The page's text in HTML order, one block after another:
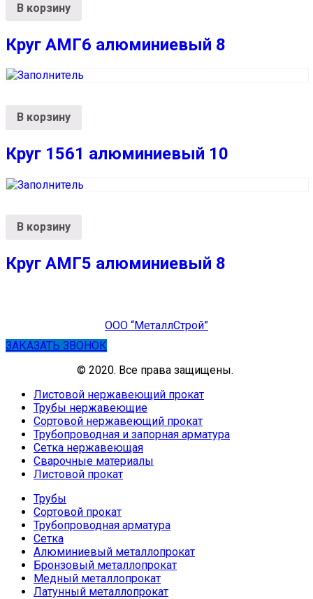
В корзину
Круг АМГ6 алюминиевый 8
В корзину
Круг 1561 алюминиевый 10
В корзину
Круг АМГ5 алюминиевый 8
ООО “МеталлСтрой”
ЗАКАЗАТЬ ЗВОНОК
© 2020. Все права защищены.
Листовой нержавеющий прокат
Трубы нержавеющие
Сортовой нержавеющий прокат
Трубопроводная и запорная арматура
Сетка нержавеющая
Сварочные материалы
Листовой прокат
Трубы
Сортовой прокат
Трубопроводная арматура
Сетка
Алюминиевый металлопрокат
Бронзовый металлопрокат
Медный металлопрокат
Латунный металлопрокат